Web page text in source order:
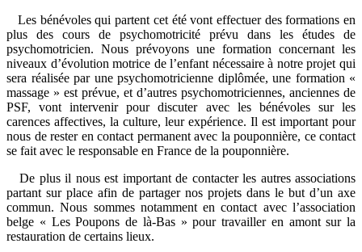
Les bénévoles qui partent cet été vont effectuer des formations en
plus des cours de psychomotricité prévu dans les études de
psychomotricien. Nous prévoyons une formation concernant les
niveaux d’évolution motrice de l’enfant nécessaire à notre projet qui
sera réalisée par une psychomotricienne diplômée, une formation «
massage » est prévue, et d’autres psychomotriciennes, anciennes de
PSF, vont intervenir pour discuter avec les bénévoles sur les
carences affectives, la culture, leur expérience. Il est important pour
nous de rester en contact permanent avec la pouponnière, ce contact
se fait avec le responsable en France de la pouponnière.
De plus il nous est important de contacter les autres associations
partant sur place afin de partager nos projets dans le but d’un axe
commun. Nous sommes notamment en contact avec l’association
belge « Les Poupons de là-Bas » pour travailler en amont sur la
restauration de certains lieux.